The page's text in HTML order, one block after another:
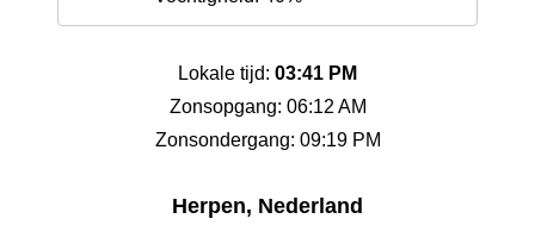
Lokale tijd: 03:41 PM
Zonsopgang: 06:12 AM
Zonsondergang: 09:19 PM
Herpen, Nederland